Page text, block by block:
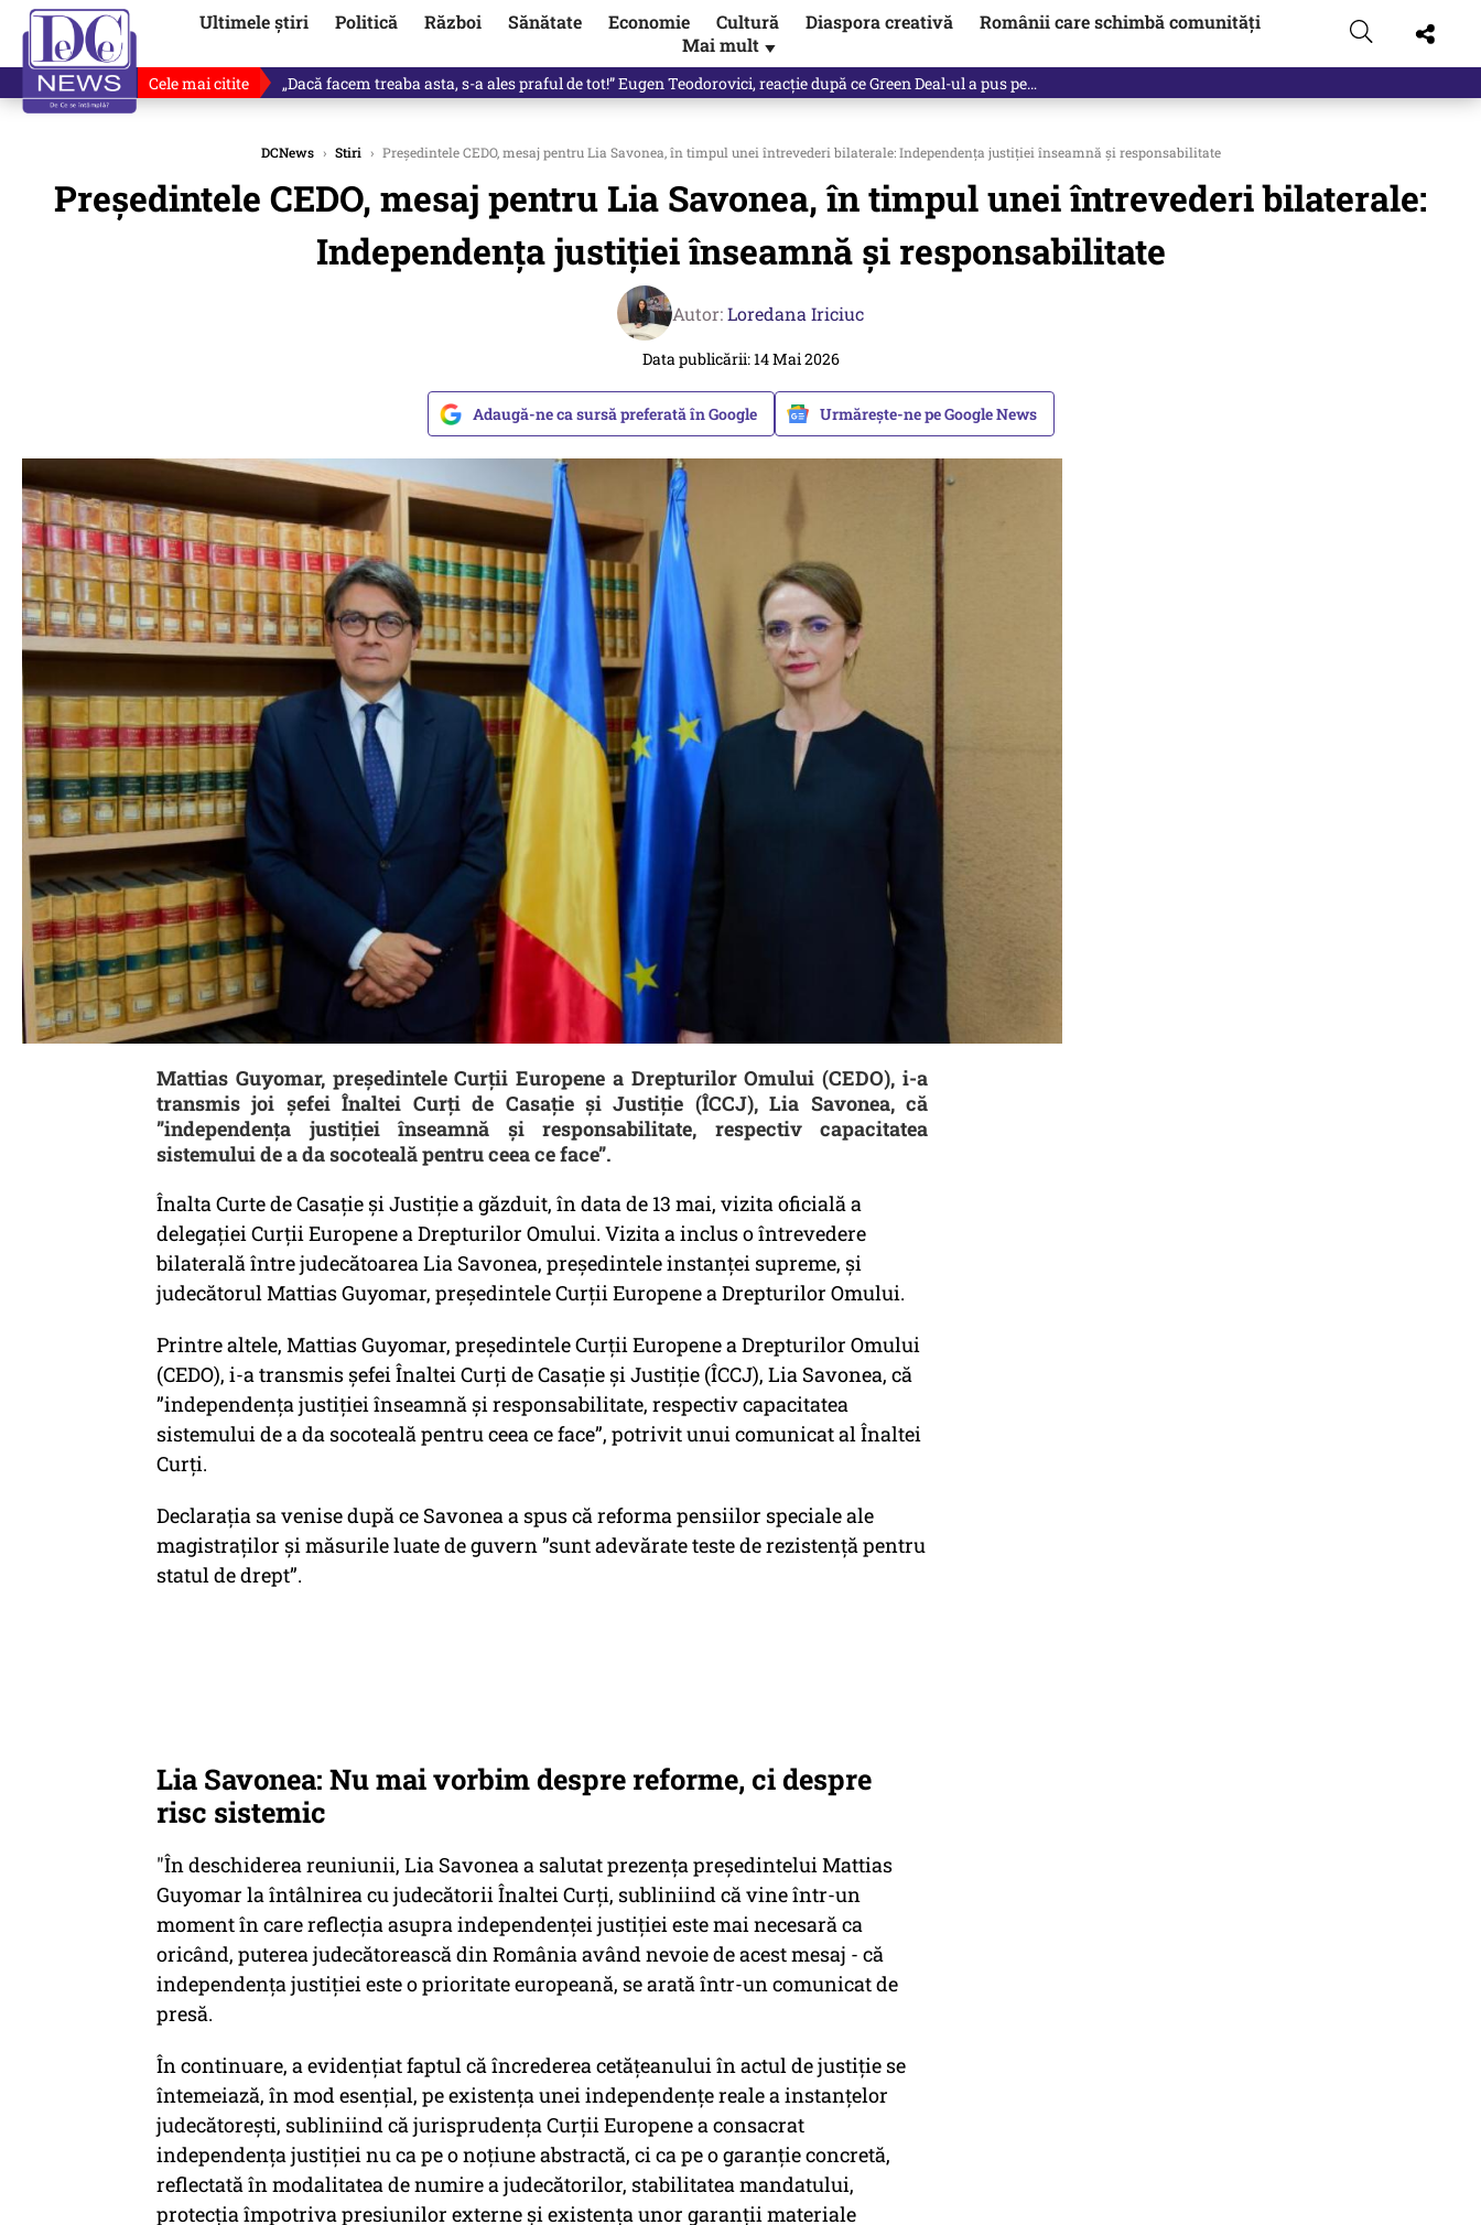
Ultimele știri Politică Război Sănătate Economie Cultură Diaspora creativă
Românii care schimbă comunități
Mai mult ▼
Cele mai citite „Dacă facem treaba asta, s-a ales praful de tot!” Eugen Teodorovici, reacție după ce Green Deal-ul a pus pe…
DCNews › Stiri › Președintele CEDO, mesaj pentru Lia Savonea, în timpul unei întrevederi bilaterale: Independența justiției înseamnă și responsabilitate
Președintele CEDO, mesaj pentru Lia Savonea, în timpul unei întrevederi bilaterale:
Independența justiției înseamnă și responsabilitate
Autor:Loredana Iriciuc
Data publicării: 14 Mai 2026
Adaugă-ne ca sursă preferată în Google Urmărește-ne pe Google News
Mattias Guyomar, președintele Curții Europene a Drepturilor Omului (CEDO), i-a
transmis joi șefei Înaltei Curți de Casație și Justiție (ÎCCJ), Lia Savonea, că
”independența justiției înseamnă și responsabilitate, respectiv capacitatea
sistemului de a da socoteală pentru ceea ce face”.
Înalta Curte de Casație și Justiție a găzduit, în data de 13 mai, vizita oficială a
delegației Curții Europene a Drepturilor Omului. Vizita a inclus o întrevedere
bilaterală între judecătoarea Lia Savonea, președintele instanței supreme, și
judecătorul Mattias Guyomar, președintele Curții Europene a Drepturilor Omului.
Printre altele, Mattias Guyomar, președintele Curții Europene a Drepturilor Omului
(CEDO), i-a transmis șefei Înaltei Curți de Casație și Justiție (ÎCCJ), Lia Savonea, că
”independența justiției înseamnă și responsabilitate, respectiv capacitatea
sistemului de a da socoteală pentru ceea ce face”, potrivit unui comunicat al Înaltei
Curți.
Declarația sa venise după ce Savonea a spus că reforma pensiilor speciale ale
magistraților și măsurile luate de guvern ”sunt adevărate teste de rezistență pentru
statul de drept”.
Lia Savonea: Nu mai vorbim despre reforme, ci despre
risc sistemic
"În deschiderea reuniunii, Lia Savonea a salutat prezența președintelui Mattias
Guyomar la întâlnirea cu judecătorii Înaltei Curți, subliniind că vine într-un
moment în care reflecția asupra independenței justiției este mai necesară ca
oricând, puterea judecătorească din România având nevoie de acest mesaj - că
independența justiției este o prioritate europeană, se arată într-un comunicat de
presă.
În continuare, a evidențiat faptul că încrederea cetățeanului în actul de justiție se
întemeiază, în mod esențial, pe existența unei independențe reale a instanțelor
judecătorești, subliniind că jurisprudența Curții Europene a consacrat
independența justiției nu ca pe o noțiune abstractă, ci ca pe o garanție concretă,
reflectată în modalitatea de numire a judecătorilor, stabilitatea mandatului,
protecția împotriva presiunilor externe și existența unor garanții materiale